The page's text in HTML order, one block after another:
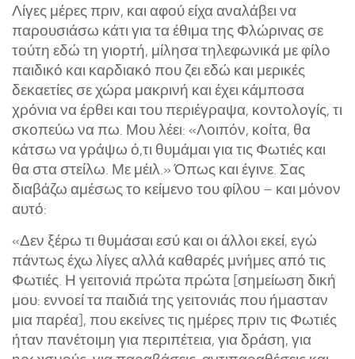
Λίγες μέρες πριν, και αφού είχα αναλάβει να
παρουσιάσω κάτι για τα έθιμα της Φλώρινας σε
τούτη εδώ τη γιορτή, μίλησα τηλεφωνικά με φίλο
παιδικό και καρδιακό που ζει εδώ και μερικές
δεκαετίες σε χώρα μακρινή και έχει κάμποσα
χρόνια να έρθει και του περιέγραψα, κοντολογίς, τι
σκοπεύω να πω. Μου λέει: «Λοιπόν, κοίτα, θα
κάτσω να γράψω ό,τι θυμάμαι για τις Φωτιές και
θα στα στείλω. Με μέιλ.» Όπως και έγινε. Σας
διαβάζω αμέσως το κείμενο του φίλου – και μόνον
αυτό:
«Δεν ξέρω τι θυμάσαι εσύ και οι άλλοι εκεί, εγώ
πάντως έχω λίγες αλλά καθαρές μνήμες από τις
Φωτιές. Η γειτονιά πρώτα πρώτα [σημείωση δική
μου: εννοεί τα παιδιά της γειτονιάς που ήμασταν
μια παρέα], που εκείνες τις ημέρες πριν τις Φωτιές
ήταν πανέτοιμη για περιπέτεια, για δράση, για